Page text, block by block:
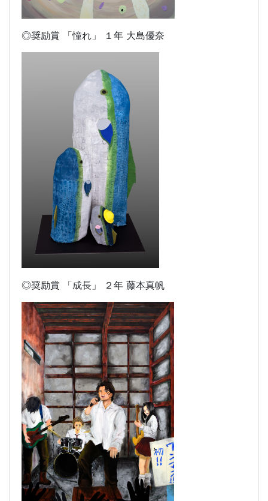
◎奨励賞 「憧れ」 １年 大島優奈
◎奨励賞 「成長」 ２年 藤本真帆